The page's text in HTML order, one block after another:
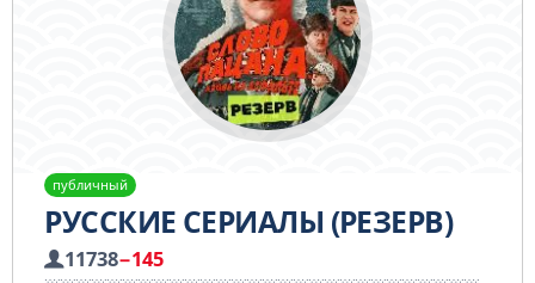
публичный
РУССКИЕ СЕРИАЛЫ (РЕЗЕРВ)
11738−145